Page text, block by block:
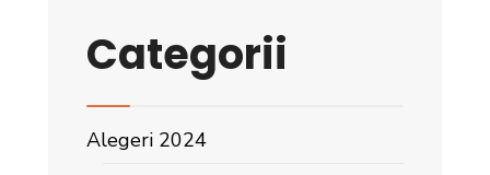
Categorii
Alegeri 2024